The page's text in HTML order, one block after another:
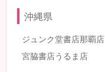
沖縄県
ジュンク堂書店那覇店
宮脇書店うるま店